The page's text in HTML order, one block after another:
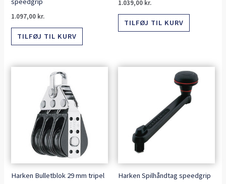
1.097,00 kr.
TILFØJ TIL KURV
1.039,00 kr.
TILFØJ TIL KURV
Harken Bulletblok 29 mm tripel
Harken Spilhåndtag speedgrip